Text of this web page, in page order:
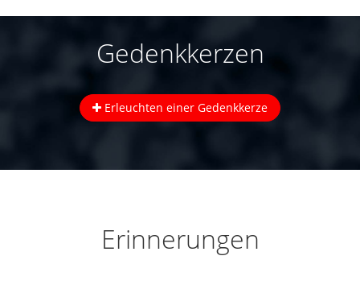
Gedenkkerzen
Erleuchten einer Gedenkkerze
Erinnerungen